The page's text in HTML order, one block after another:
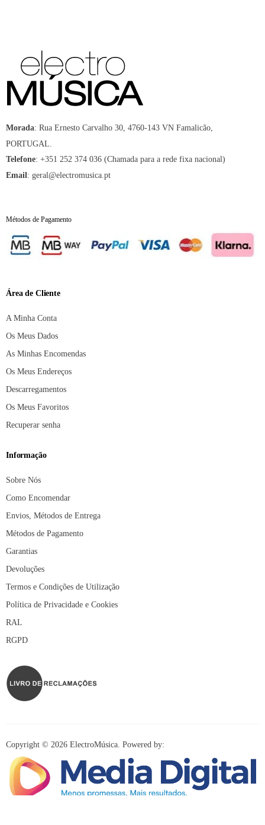
Morada: Rua Ernesto Carvalho 30, 4760-143 VN Famalicão,
PORTUGAL.
Telefone: +351 252 374 036 (Chamada para a rede fixa nacional)
Email: geral@electromusica.pt
Métodos de Pagamento
Área de Cliente
A Minha Conta
Os Meus Dados
As Minhas Encomendas
Os Meus Endereços
Descarregamentos
Os Meus Favoritos
Recuperar senha
Informação
Sobre Nós
Como Encomendar
Envios, Métodos de Entrega
Métodos de Pagamento
Garantias
Devoluções
Termos e Condições de Utilização
Política de Privacidade e Cookies
RAL
RGPD
Copyright © 2026 ElectroMúsica. Powered by: